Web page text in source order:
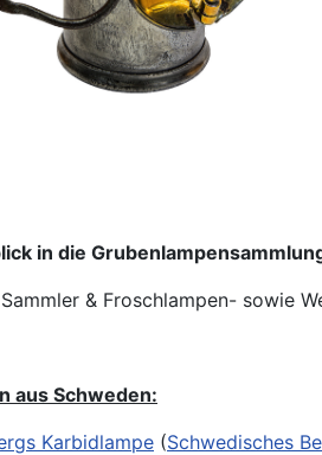
in die
& Froschlampen- sowie
aus Schweden:
Karbidlampe (Schwedisches